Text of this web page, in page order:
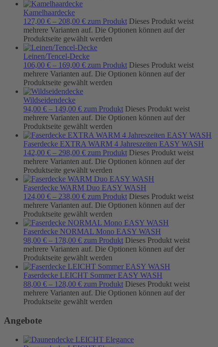
Kamelhaardecke
127,00 € – 208,00 € zum Produkt Dieses Produkt weist
mehrere Varianten auf. Die Optionen können auf der
Produktseite gewählt werden
Leinen/Tencel-Decke
106,00 € – 169,00 € zum Produkt Dieses Produkt weist
mehrere Varianten auf. Die Optionen können auf der
Produktseite gewählt werden
Wildseidendecke
94,00 € – 149,00 € zum Produkt Dieses Produkt weist
mehrere Varianten auf. Die Optionen können auf der
Produktseite gewählt werden
Faserdecke EXTRA WARM 4 Jahreszeiten EASY WASH
142,00 € – 298,00 € zum Produkt Dieses Produkt weist
mehrere Varianten auf. Die Optionen können auf der
Produktseite gewählt werden
Faserdecke WARM Duo EASY WASH
124,00 € – 238,00 € zum Produkt Dieses Produkt weist
mehrere Varianten auf. Die Optionen können auf der
Produktseite gewählt werden
Faserdecke NORMAL Mono EASY WASH
98,00 € – 178,00 € zum Produkt Dieses Produkt weist
mehrere Varianten auf. Die Optionen können auf der
Produktseite gewählt werden
Faserdecke LEICHT Sommer EASY WASH
88,00 € – 128,00 € zum Produkt Dieses Produkt weist
mehrere Varianten auf. Die Optionen können auf der
Produktseite gewählt werden
Angebote